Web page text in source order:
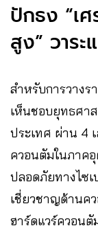
ปักธง “เ
สูง” วาร
สำหรับการวาง
เห็นชอบยุทธศา
ประเทศ ผ่าน 4
ควอนตัมในภาค
ปลอดภัยทางไซ
เชี่ยวชาญด้านค
ฮาร์ดแวร์ควอนตั